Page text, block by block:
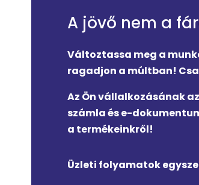
A jövő nem a
Változtassa meg a
ragadjon a múltban!
Az Ön vállalkozásának
számla és e-
a termékeinkről!
Üzleti folyamatok